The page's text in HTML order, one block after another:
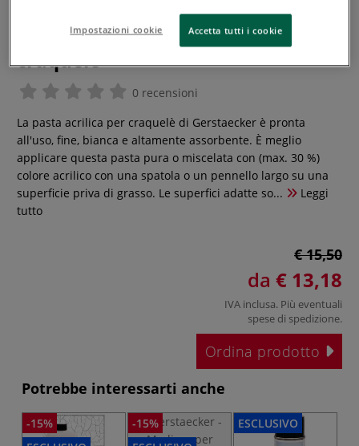
Gerstaecker - Pasta acrilica per
craquelè
0 recensioni
La pasta acrilica per craquelè di Gerstaecker è pronta
all'uso, fine, bianca e altamente assorbente. È meglio
applicare questa pasta pura o miscelata con (max. 30 %)
colore acrilico con una spatola o un pennello largo su una
superficie priva di grasso. Le superfici adatte so...
Leggi
tutto
€ 15,50
da € 13,18
IVA inclusa. Più eventuali
spese di spedizione.
Ordina prodotto
Potrebbe interessarti anche
-15%
-15%
ESCLUSIVO
Impostazioni cookie Accetta tutti i cookie